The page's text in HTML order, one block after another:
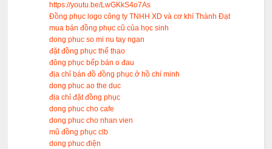
https://youtu.be/LwGKkS4o7As
Đồng phục logo công ty TNHH XD và cơ khí Thành Đạt
mua bán đồng phục cũ của học sinh
dong phuc so mi nu tay ngan
đặt đồng phục thể thao
đông phục bếp bán o đau
địa chỉ bán đồ đồng phục ở hồ chí minh
dong phuc ao the duc
địa chỉ đặt đồng phục
dong phuc cho cafe
dong phuc cho nhan vien
mũ đồng phục clb
dong phuc điện